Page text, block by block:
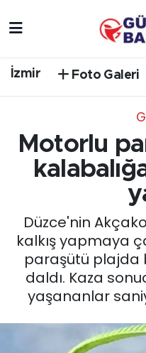
İzmir Foto Galeri
Motorlu
Düzce'nin
kalkış yapmaya
paraşütü plajda
daldı. Kaza
yaşananlar
EGE
EKONOMİ
English News
GÜNCEL
KÜLTÜR SANAT
Süper Lig Puan
Tüm Manşetler
Son Dakika
Haber Arşivi